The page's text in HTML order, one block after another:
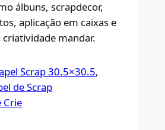
álbuns, scrapdecor,
aplicação em caixas e
mandar.
Scrap 30.5×30.5
de Scrap
Crie